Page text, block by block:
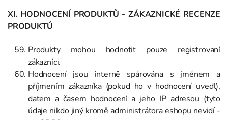
XI. HODNOCENÍ PRODUKTŮ - ZÁKAZNICKÉ RECENZE
PRODUKTŮ
Produkty mohou hodnotit pouze registrovaní
zákazníci.
Hodnocení jsou interně spárována s jménem a
příjmením zákazníka (pokud ho v hodnocení uvedl),
datem a časem hodnocení a jeho IP adresou (tyto
údaje nikdo jiný kromě administrátora eshopu nevidí -